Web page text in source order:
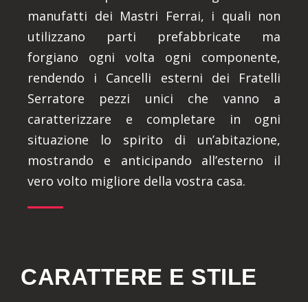
manufatti dei Mastri Ferrai, i quali non
utilizzano parti prefabbricate ma
forgiano ogni volta ogni componente,
rendendo i Cancelli esterni dei Fratelli
Serratore pezzi unici che vanno a
caratterizzare e completare in ogni
situazione lo spirito di un’abitazione,
mostrando e anticipando all’esterno il
vero volto migliore della vostra casa.
CARATTERE E STILE